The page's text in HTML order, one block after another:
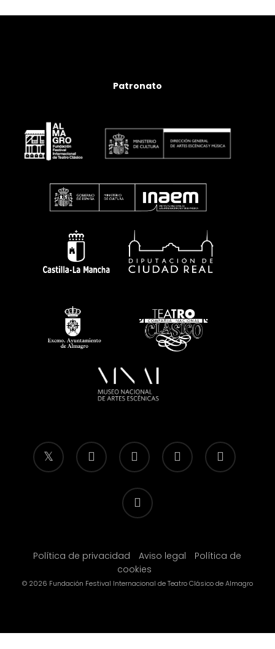
Patronato
twitter facebook linkedin youtube instagram
flickr
Política de privacidad Aviso legal
Política de
cookies
© 2026 Fundación Festival Internacional de Teatro Clásico de Almagro